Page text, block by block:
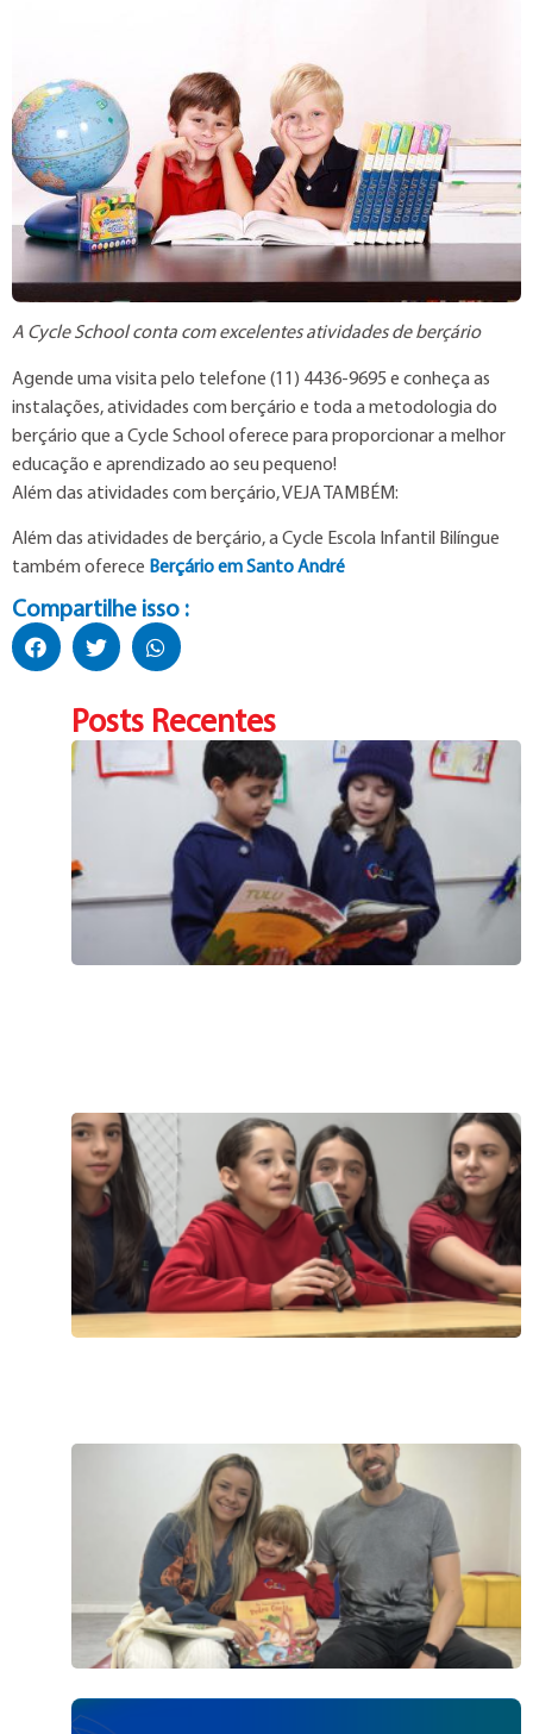
A Cycle School conta com excelentes atividades de berçário
Agende uma visita pelo telefone (11) 4436-9695 e conheça as
instalações, atividades com berçário e toda a metodologia do
berçário que a Cycle School oferece para proporcionar a melhor
educação e aprendizado ao seu pequeno!
Além das atividades com berçário, VEJA TAMBÉM:
Além das atividades de berçário, a Cycle Escola Infantil Bilíngue
também oferece Berçário em Santo André
Compartilhe isso :
Posts Recentes